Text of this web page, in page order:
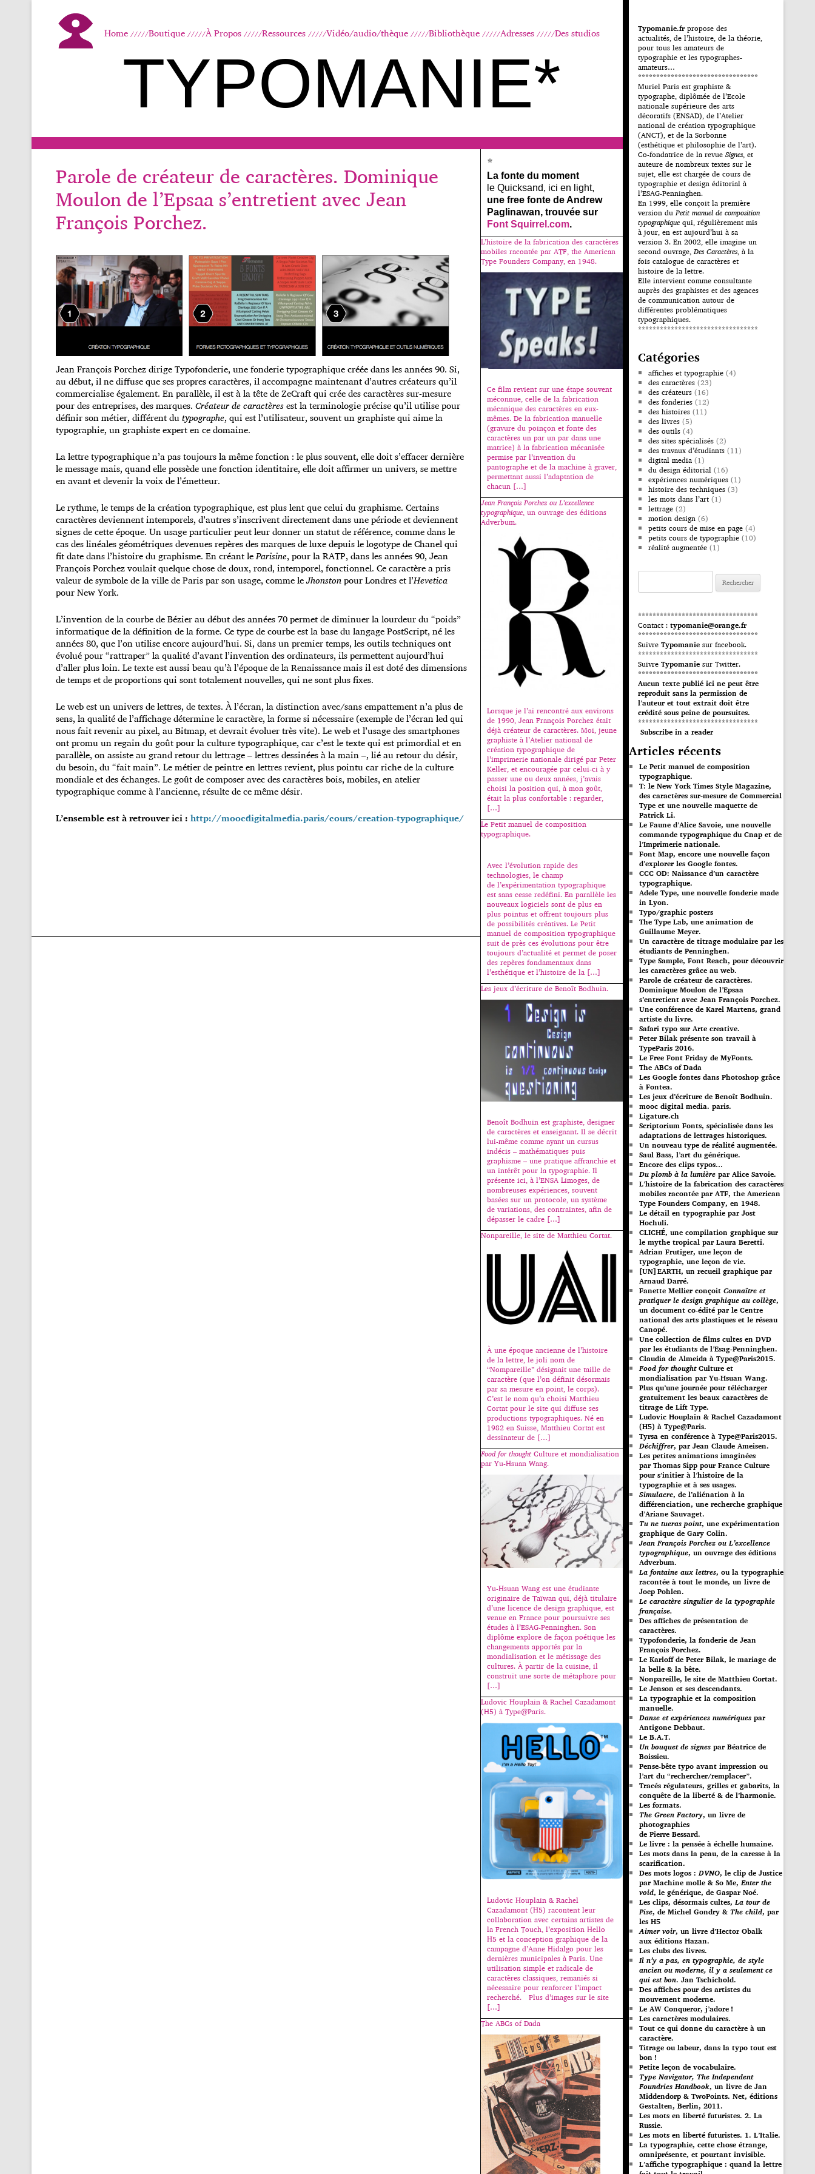
Home Boutique À Propos Ressources Vidéo/audio/thèque Bibliothèque Adresses Des studios
TYPOMANIE*
Parole de créateur de caractères. Dominique
Moulon de l’Epsaa s’entretient avec Jean
François Porchez.
Jean François Porchez dirige Typofonderie, une fonderie typographique créée dans les années 90. Si,
au début, il ne diffuse que ses propres caractères, il accompagne maintenant d’autres créateurs qu’il
commercialise également. En parallèle, il est à la tête de ZeCraft qui crée des caractères sur-mesure
pour des entreprises, des marques. Créateur de caractèresest la terminologie précise qu’il utilise pour
définir son métier, différent dutypographe, qui est l’utilisateur, souvent un graphiste qui aime la
typographie, un graphiste expert en ce domaine.
La lettre typographique n’a pas toujours la même fonction : le plus souvent, elle doit s’effacer dernière
le message mais, quand elle possède une fonction identitaire, elle doit affirmer un univers, se mettre
en avant et devenir la voix de l’émetteur.
Le rythme, le temps de la création typographique, est plus lent que celui du graphisme. Certains
caractères deviennent intemporels, d’autres s’inscrivent directement dans une période et deviennent
signes de cette époque. Un usage particulier peut leur donner un statut de référence, comme dans le
cas des linéales géométriques devenues repères des marques de luxe depuis le logotype de Chanel qui
fit date dans l’histoire du graphisme. En créant leParisine, pour la RATP, dans les années 90, Jean
François Porchez voulait quelque chose de doux, rond, intemporel, fonctionnel. Ce caractère a pris
valeur de symbole de la ville de Paris par son usage, comme leJhonstonpour Londres et l’Hevetica
pour New York.
L’invention de la courbe de Bézier au début des années 70 permet de diminuer la lourdeur du “poids”
informatique de la définition de la forme. Ce type de courbe est la base du langage PostScript, né les
années 80, que l’on utilise encore aujourd’hui. Si, dans un premier temps, les outils techniques ont
évolué pour “rattraper” la qualité d’avant l’invention des ordinateurs, ils permettent aujourd’hui
d’aller plus loin. Le texte est aussi beau qu’à l’époque de la Renaissance mais il est doté des dimensions
de temps et de proportions qui sont totalement nouvelles, qui ne sont plus fixes.
Le web est un univers de lettres, de textes. À l’écran, la distinction avec/sans empattement n’a plus de
sens, la qualité de l’affichage détermine le caractère, la forme si nécessaire (exemple de l’écran led qui
nous fait revenir au pixel, au Bitmap, et devrait évoluer très vite). Le web et l’usage des smartphones
ont promu un regain du goût pour la culture typographique, car c’est le texte qui est primordial et en
parallèle, on assiste au grand retour du lettrage – lettres dessinées à la main –, lié au retour du désir,
du besoin, du “fait main”. Le métier de peintre en lettres revient, plus pointu car riche de la culture
mondiale et des échanges. Le goût de composer avec des caractères bois, mobiles, en atelier
typographique comme à l’ancienne, résulte de ce même désir.
L’ensemble est à retrouver ici : http://moocdigitalmedia.paris/cours/creation-typographique/
*
La fonte du moment
le Quicksand, ici en light,
une free fonte de Andrew
Paglinawan, trouvée sur
Font Squirrel.com.
L’histoire de la fabrication des caractères
mobiles racontée par ATF, the American
Type Founders Company, en 1948.
Ce film revient sur une étape souvent
méconnue, celle de la fabrication
mécanique des caractères en eux-
mêmes. De la fabrication manuelle
(gravure du poinçon et fonte des
caractères un par un par dans une
matrice) à la fabrication mécanisée
permise par l’invention du
pantographe et de la machine à graver,
permettant aussi l’adaptation de
chacun […]
Jean François Porchez ou L’excellence
typographique, un ouvrage des éditions
Adverbum.
Lorsque je l’ai rencontré aux environs
de 1990, Jean François Porchez était
déjà créateur de caractères. Moi, jeune
graphiste à l’Atelier national de
création typographique de
l’imprimerie nationale dirigé par Peter
Keller, et encouragée par celui-ci à y
passer une ou deux années, j’avais
choisi la position qui, à mon goût,
était la plus confortable : regarder,
[…]
Le Petit manuel de composition
typographique.
Avec l’évolution rapide des
technologies, le champ
de l’expérimentation typographique
est sans cesse redéfini. En parallèle les
nouveaux logiciels sont de plus en
plus pointus et offrent toujours plus
de possibilités créatives. Le Petit
manuel de composition typographique
suit de près ces évolutions pour être
toujours d’actualité et permet de poser
des repères fondamentaux dans
l’esthétique et l’histoire de la […]
Les jeux d’écriture de Benoît Bodhuin.
Benoît Bodhuin est graphiste, designer
de caractères et enseignant. Il se décrit
lui-même comme ayant un cursus
indécis – mathématiques puis
graphisme – une pratique affranchie et
un intérêt pour la typographie. Il
présente ici, à l’ENSA Limoges, de
nombreuses expériences, souvent
basées sur un protocole, un système
de variations, des contraintes, afin de
dépasser le cadre […]
Nonpareille, le site de Matthieu Cortat.
À une époque ancienne de l’histoire
de la lettre, le joli nom de
“Nompareille” désignait une taille de
caractère (que l’on définit désormais
par sa mesure en point, le corps).
C’est le nom qu’a choisi Matthieu
Cortat pour le site qui diffuse ses
productions typographiques. Né en
1982 en Suisse, Matthieu Cortat est
dessinateur de […]
Food for thoughtCulture et mondialisation
par Yu-Hsuan Wang.
Yu-Hsuan Wang est une étudiante
originaire de Taïwan qui, déjà titulaire
d’une licence de design graphique, est
venue en France pour poursuivre ses
études à l’ESAG-Penninghen. Son
diplôme explore de façon poétique les
changements apportés par la
mondialisation et le métissage des
cultures. À partir de la cuisine, il
construit une sorte de métaphore pour
[…]
Ludovic Houplain & Rachel Cazadamont
(H5) à Type@Paris.
Ludovic Houplain & Rachel
Cazadamont (H5) racontent leur
collaboration avec certains artistes de
la French Touch, l’exposition Hello
H5 et la conception graphique de la
campagne d’Anne Hidalgo pour les
dernières municipales à Paris. Une
utilisation simple et radicale de
caractères classiques, remaniés si
nécessaire pour renforcer l’impact
recherché. Plus d’images sur le site
[…]
The ABCs of Dada
Typomanie.fr propose des
actualités, de l’histoire, de la théorie,
pour tous les amateurs de
typographie et les typographes-
amateurs…
*********************************
Muriel Paris est graphiste &
typographe, diplômée de l’Ecole
nationale supérieure des arts
décoratifs (ENSAD), de l’Atelier
national de création typographique
(ANCT), et de la Sorbonne
(esthétique et philosophie de l’art).
Co-fondatrice de la revue Signes, et
auteure de nombreux textes sur le
sujet, elle est chargée de cours de
typographie et design éditorial à
l’ESAG-Penninghen.
En 1999, elle conçoit la première
version duPetit manuel de composition
typographique qui, régulièrement mis
à jour, en est aujourd’hui à sa
version 3. En 2002, elle imagine un
second ouvrage, Des Caractères, à la
fois catalogue de caractères et
histoire de la lettre.
Elle intervient comme consultante
auprès des graphistes et des agences
de communication autour de
différentes problématiques
typographiques.
*********************************
Catégories
affiches et typographie (4)
des caractères (23)
des créateurs (16)
des fonderies (12)
des histoires (11)
des livres (5)
des outils (4)
des sites spécialisés (2)
des travaux d’étudiants (11)
digital media (1)
du design éditorial (16)
expériences numériques (1)
histoire des techniques (3)
les mots dans l’art (1)
lettrage (2)
motion design (6)
petits cours de mise en page (4)
petits cours de typographie (10)
réalité augmentée (1)
Rechercher :
*********************************
Contact : typomanie@orange.fr
*********************************
Suivre Typomanie sur facebook.
*********************************
Suivre Typomanie sur Twitter.
*********************************
Aucun texte publié ici ne peut être
reproduit sans la permission de
l’auteur et tout extrait doit être
crédité sous peine de poursuites.
*********************************
Subscribe in a reader
Articles récents
Le Petit manuel de composition
typographique.
T: le New York Times Style Magazine,
des caractères sur-mesure de Commercial
Type et une nouvelle maquette de
Patrick Li.
Le Faune d’Alice Savoie, une nouvelle
commande typographique du Cnap et de
l’Imprimerie nationale.
Font Map, encore une nouvelle façon
d’explorer les Google fontes.
CCC OD: Naissance d’un caractère
typographique.
Adele Type, une nouvelle fonderie made
in Lyon.
Typo/graphic posters
The Type Lab, une animation de
Guillaume Meyer.
Un caractère de titrage modulaire par les
étudiants de Penninghen.
Type Sample, Font Reach, pour découvrir
les caractères grâce au web.
Parole de créateur de caractères.
Dominique Moulon de l’Epsaa
s’entretient avec Jean François Porchez.
Une conférence de Karel Martens, grand
artiste du livre.
Safari typo sur Arte creative.
Peter Bilak présente son travail à
TypeParis 2016.
Le Free Font Friday de MyFonts.
The ABCs of Dada
Les Google fontes dans Photoshop grâce
à Fontea.
Les jeux d’écriture de Benoît Bodhuin.
mooc digital media. paris.
Ligature.ch
Scriptorium Fonts, spécialisée dans les
adaptations de lettrages historiques.
Un nouveau type de réalité augmentée.
Saul Bass, l’art du générique.
Encore des clips typos…
Du plomb à la lumière par Alice Savoie.
L’histoire de la fabrication des caractères
mobiles racontée par ATF, the American
Type Founders Company, en 1948.
Le détail en typographie par Jost
Hochuli.
CLICHÉ, une compilation graphique sur
le mythe tropical par Laura Beretti.
Adrian Frutiger, une leçon de
typographie, une leçon de vie.
[UN]EARTH, un recueil graphique par
Arnaud Darré.
Fanette Mellier conçoit Connaître et
pratiquer le design graphique au collège,
un document co-édité par le Centre
national des arts plastiques et le réseau
Canopé.
Une collection de films cultes en DVD
par les étudiants de l’Esag-Penninghen.
Claudia de Almeida à Type@Paris2015.
Food for thoughtCulture et
mondialisation par Yu-Hsuan Wang.
Plus qu’une journée pour télécharger
gratuitement les beaux caractères de
titrage de Lift Type.
Ludovic Houplain & Rachel Cazadamont
(H5) à Type@Paris.
Tyrsa en conférence à Type@Paris2015.
Déchiffrer, par Jean Claude Ameisen.
Les petites animations imaginées
par Thomas Sipp pour France Culture
pour s’initier à l’histoire de la
typographie et à ses usages.
Simulacre, de l’aliénation à la
différenciation, une recherche graphique
d’Ariane Sauvaget.
Tu ne tueras point, une expérimentation
graphique de Gary Colin.
Jean François Porchez ou L’excellence
typographique, un ouvrage des éditions
Adverbum.
La fontaine aux lettres, ou la typographie
racontée à tout le monde, un livre de
Joep Pohlen.
Le caractère singulier de la typographie
française.
Des affiches de présentation de
caractères.
Typofonderie, la fonderie de Jean
François Porchez.
Le Karloff de Peter Bilak, le mariage de
la belle & la bête.
Nonpareille, le site de Matthieu Cortat.
Le Jenson et ses descendants.
La typographie et la composition
manuelle.
Danse et expériences numériques par
Antigone Debbaut.
Le B.A.T.
Un bouquet de signes par Béatrice de
Boissieu.
Pense-bête typo avant impression ou
l’art du “rechercher/remplacer”.
Tracés régulateurs, grilles et gabarits, la
conquête de la liberté & de l’harmonie.
Les formats.
The Green Factory, un livre de
photographies
de Pierre Bessard.
Le livre : la pensée à échelle humaine.
Les mots dans la peau, de la caresse à la
scarification.
Des mots logos :DVNO, le clip de Justice
par Machine molle & So Me,Enter the
void, le générique, de Gaspar Noé.
Les clips, désormais cultes,La tour de
Pise, de Michel Gondry & The child, par
les H5
Aimer voir, un livre d’Hector Obalk
aux éditions Hazan.
Les clubs des livres.
Il n’y a pas, en typographie, de style
ancien ou moderne, il y a seulement ce
qui est bon. Jan Tschichold.
Des affiches pour des artistes du
mouvement moderne.
Le AW Conqueror, j’adore !
Les caractères modulaires.
Tout ce qui donne du caractère à un
caractère.
Titrage ou labeur, dans la typo tout est
bon !
Petite leçon de vocabulaire.
Type Navigator, The Independent
Foundries Handbook, un livre de Jan
Middendorp & TwoPoints. Net, éditions
Gestalten, Berlin, 2011.
Les mots en liberté futuristes. 2. La
Russie.
Les mots en liberté futuristes. 1. L’Italie.
La typographie, cette chose étrange,
omniprésente, et pourtant invisible.
L’affiche typographique : quand la lettre